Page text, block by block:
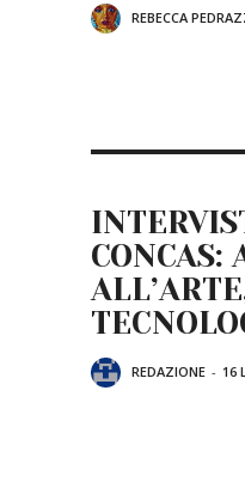
REBECCA
CONCAS:
REDAZIONE - 16